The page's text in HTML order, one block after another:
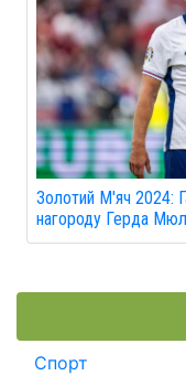
Золотий М'яч 2024:
нагороду Герда
Спорт